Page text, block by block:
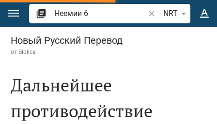
Перейти к содержанию
Поиск по отрывку
NRT
Неемии 6
Новый Русский Перевод
от Biblica
Дальнейшее
противодействие